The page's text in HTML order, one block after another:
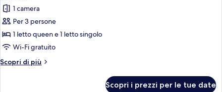
per
Suite
monolocale
Junior
1 camera
Per 3 persone
1 letto queen e 1 letto singolo
Wi-Fi gratuito
Scopri di più
Altri
Scopri i prezzi per le tue date